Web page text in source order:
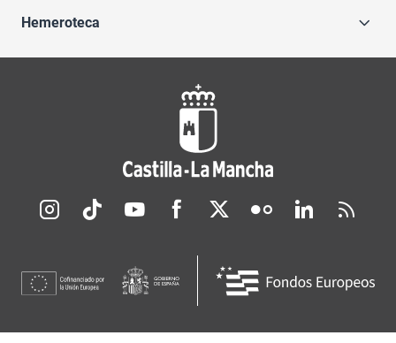
Hemeroteca
Redes sociales JCCM